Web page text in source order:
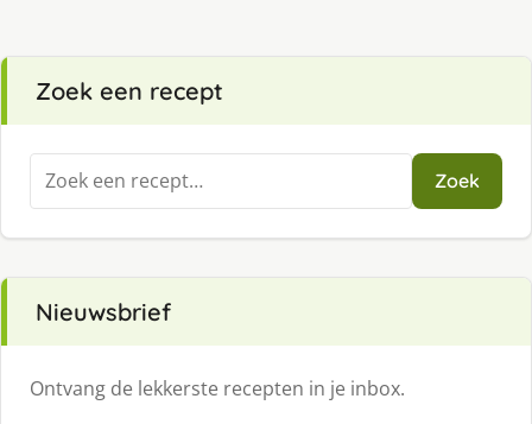
Zoek een recept
Zoeken
naar:
Zoek
Nieuwsbrief
Ontvang de lekkerste recepten in je inbox.